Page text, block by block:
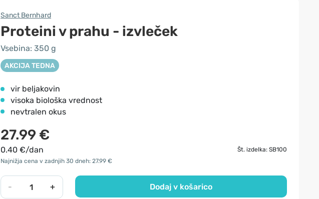
Sanct Bernhard
Proteini v prahu - izvleček
Vsebina: 350 g
AKCIJA TEDNA
vir beljakovin
visoka biološka vrednost
nevtralen okus
27.99 €
0.40 €/dan
Št. izdelka: SB100
Najnižja cena v zadnjih 30 dneh: 27.99 €
- + Dodaj v košarico